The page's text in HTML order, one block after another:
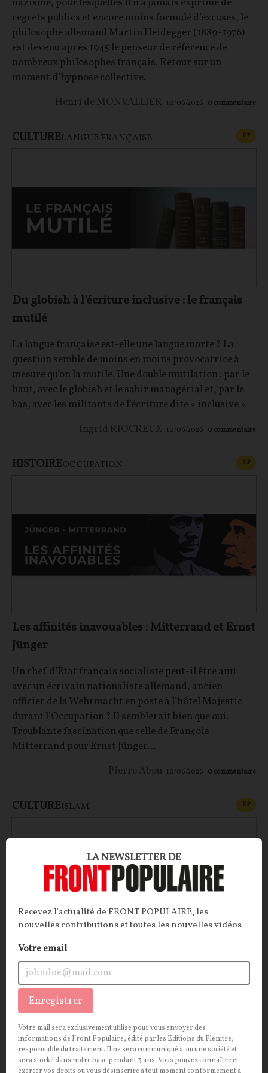
regrets publics et encore moins formulé d’excuses, le
philosophe allemand Martin Heidegger (1889-1976)
est devenu après 1945 le penseur de référence de
nombreux philosophes français. Retour sur un
moment d’hypnose collective.
Henri de MONVALLIER 10/06/2026 0 commentaire
CULTURELANGUE FRANÇAISE FP
Du globish à l'écriture inclusive : le français
mutilé
La langue française est-elle une langue morte ? La
question semble de moins en moins provocatrice à
mesure qu’on la mutile. Une double mutilation : par le
haut, avec le globish et le sabir managérial et, par le
bas, avec les militants de l’écriture dite « inclusive ».
Ingrid RIOCREUX 10/06/2026 0 commentaire
HISTOIREOCCUPATION FP
Les affinités inavouables : Mitterrand et Ernst
Jünger
Un chef d’État français socialiste peut-il être ami
avec un écrivain nationaliste allemand, ancien
officier de la Wehrmacht en poste à l’hôtel Majestic
durant l’Occupation ? Il semblerait bien que oui.
Troublante fascination que celle de François
Mitterrand pour Ernst Jünger…
Pierre Abou 10/06/2026 0 commentaire
CULTUREISLAM FP
Fascination islamophile
Sujet délicat, l’islam ? Pas pour Ferghane Azihari qui
s’insurge contre la soumission des élites françaises à
une religion qu’il considère en porte à faux avec les
principes républicains et les valeurs portées par la
modernité libérale.
LA NEWSLETTER DE
Recevez l'actualité de FRONT POPULAIRE, les
nouvelles contributions et toutes les nouvelles vidéos
Votre email
Enregistrer
Votre mail sera exclusivement utilisé pour vous envoyer des
informations de Front Populaire, édité par les Editions du Plénitre,
responsable du traitement. Il ne sera communiqué à aucune société et
sera stocké dans notre base pendant 3 ans. Vous pouvez connaître et